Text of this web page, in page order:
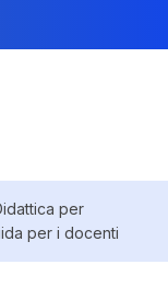
per
per i docenti